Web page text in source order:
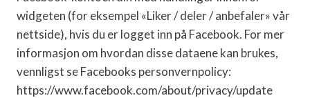
widgeten (for eksempel «Liker / deler / anbefaler» vår
nettside), hvis du er logget inn på Facebook. For mer
informasjon om hvordan disse dataene kan brukes,
vennligst se Facebooks personvernpolicy:
https://www.facebook.com/about/privacy/update